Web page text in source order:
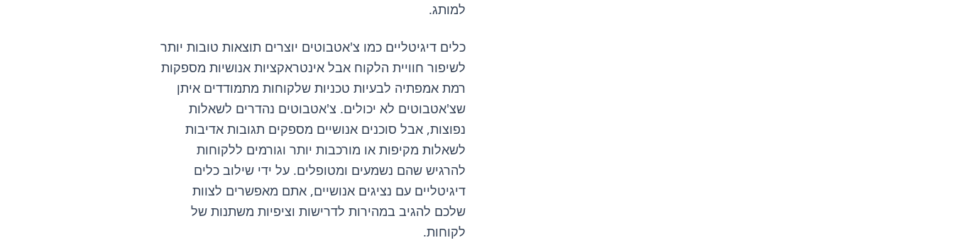
למותג.
כלים דיגיטליים כמו צ'אטבוטים יוצרים תוצאות טובות יותר
לשיפור חוויית הלקוח אבל אינטראקציות אנושיות מספקות
רמת אמפתיה לבעיות טכניות שלקוחות מתמודדים איתן
שצ'אטבוטים לא יכולים. צ'אטבוטים נהדרים לשאלות
נפוצות, אבל סוכנים אנושיים מספקים תגובות אדיבות
לשאלות מקיפות או מורכבות יותר וגורמים ללקוחות
להרגיש שהם נשמעים ומטופלים. על ידי שילוב כלים
דיגיטליים עם נציגים אנושיים, אתם מאפשרים לצוות
שלכם להגיב במהירות לדרישות וציפיות משתנות של
לקוחות.